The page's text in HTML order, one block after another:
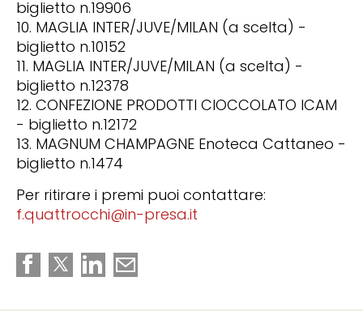
biglietto n.19906
10. MAGLIA INTER/JUVE/MILAN (a scelta) -
biglietto n.10152
11. MAGLIA INTER/JUVE/MILAN (a scelta) -
biglietto n.12378
12. CONFEZIONE PRODOTTI CIOCCOLATO ICAM
- biglietto n.12172
13. MAGNUM CHAMPAGNE Enoteca Cattaneo -
biglietto n.1474
Per ritirare i premi puoi contattare:
f.quattrocchi@in-presa.it